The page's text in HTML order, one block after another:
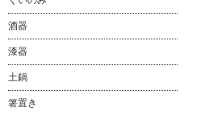
酒器
漆器
土鍋
箸置き